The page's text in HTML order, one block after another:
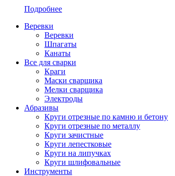
Подробнее
Веревки
Веревки
Шпагаты
Канаты
Все для сварки
Краги
Маски сварщика
Мелки сварщика
Электроды
Абразивы
Круги отрезные по камню и бетону
Круги отрезные по металлу
Круги зачистные
Круги лепестковые
Круги на липучках
Круги шлифовальные
Инструменты